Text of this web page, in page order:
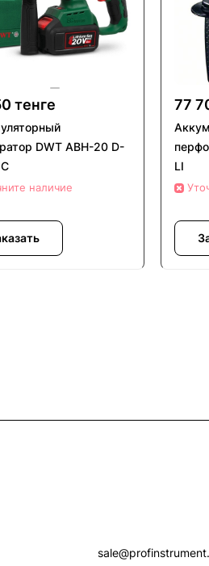
тенге
DWT ABH-20 D-
наличие
77
LI